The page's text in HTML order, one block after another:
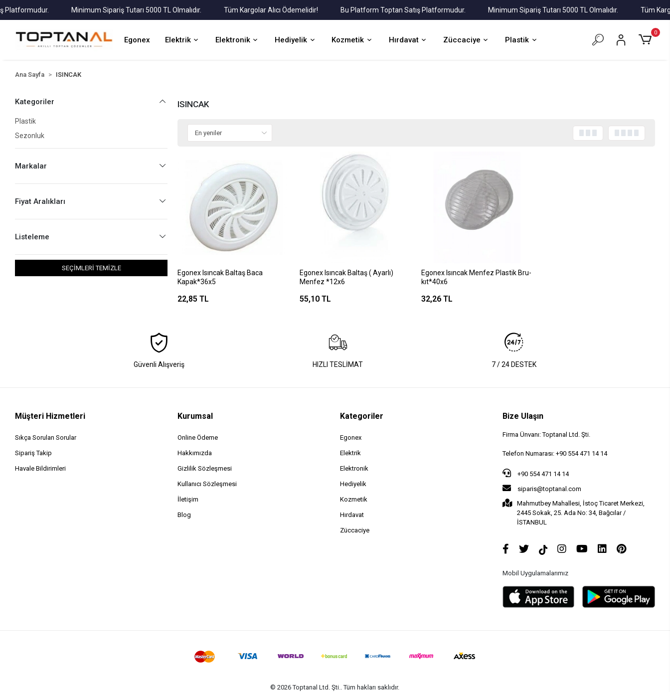
Minimum Sipariş Tutarı 5000 TL Olmalıdır. Tüm Kargolar Alıcı Ödemelidir! Bu Platform Toptan Satış Platformudur. Minimum Sipariş Tutarı 5000 TL Olmalıdır. Tüm Kargolar
Egonex Elektrik Elektronik Hediyelik Kozmetik Hırdavat Züccaciye Plastik
0
Ana Sayfa ISINCAK
Kategoriler
Plastik
Sezonluk
Markalar
Fiyat Aralıkları
Listeleme
SEÇİMLERİ TEMİZLE
ISINCAK
Egonex Isıncak Baltaş Baca
Kapak*36x5
22,85 TL
Egonex Isıncak Baltaş ( Ayarlı)
Menfez *12x6
55,10 TL
Egonex Isıncak Menfez Plastik Bru-
kıt*40x6
32,26 TL
Güvenli Alışveriş HIZLI TESLİMAT 7 / 24 DESTEK
Müşteri Hizmetleri
Sıkça Sorulan Sorular
Sipariş Takip
Havale Bildirimleri
Kurumsal
Online Ödeme
Hakkımızda
Gizlilik Sözleşmesi
Kullanıcı Sözleşmesi
İletişim
Blog
Kategoriler
Egonex
Elektrik
Elektronik
Hediyelik
Kozmetik
Hırdavat
Züccaciye
Bize Ulaşın
Firma Ünvanı: Toptanal Ltd. Şti.
Telefon Numarası: +90 554 471 14 14
+90 554 471 14 14
siparis@toptanal.com
Mahmutbey Mahallesi, İstoç Ticaret Merkezi,
2445 Sokak, 25. Ada No: 34, Bağcılar /
İSTANBUL
Mobil Uygulamalarımız
© 2026 Toptanal Ltd. Şti.. Tüm hakları saklıdır.